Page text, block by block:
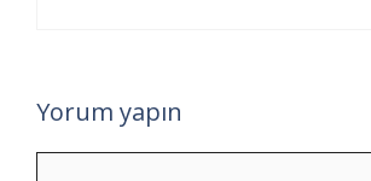
Yorum yapın